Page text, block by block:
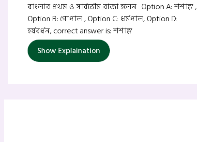
বাংলার প্রথম ও সার্বভৌম রাজা হলেন- Option A: শশাঙ্ক ,
Option B: গোপাল , Option C: ধর্মপাল, Option D:
হর্যবর্ধন, correct answer is: শশাঙ্ক
Show Explaination